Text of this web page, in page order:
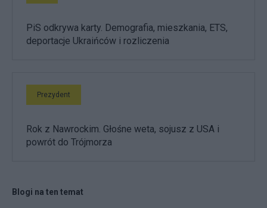
PiS odkrywa karty. Demografia, mieszkania, ETS,
deportacje Ukraińców i rozliczenia
Prezydent
Rok z Nawrockim. Głośne weta, sojusz z USA i
powrót do Trójmorza
Blogi na ten temat